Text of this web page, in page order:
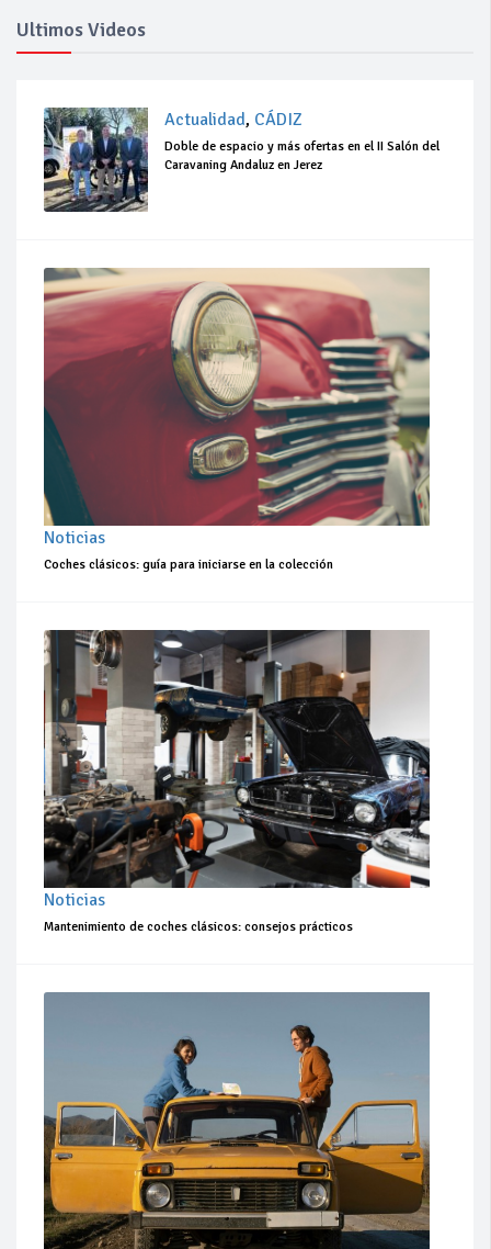
Ultimos Videos
Actualidad, CÁDIZ
Doble de espacio y más ofertas en el II Salón del
Caravaning Andaluz en Jerez
Noticias
Coches clásicos: guía para iniciarse en la colección
Noticias
Mantenimiento de coches clásicos: consejos prácticos